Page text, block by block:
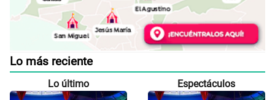
Lo más reciente
Lo último Espectáculos